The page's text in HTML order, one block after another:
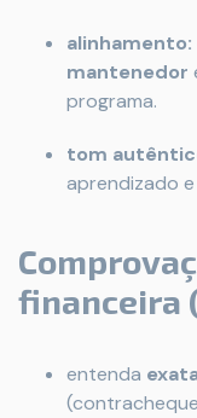
alinhamento:
mantenedor
programa.
tom
aprendizado
financeira
entenda